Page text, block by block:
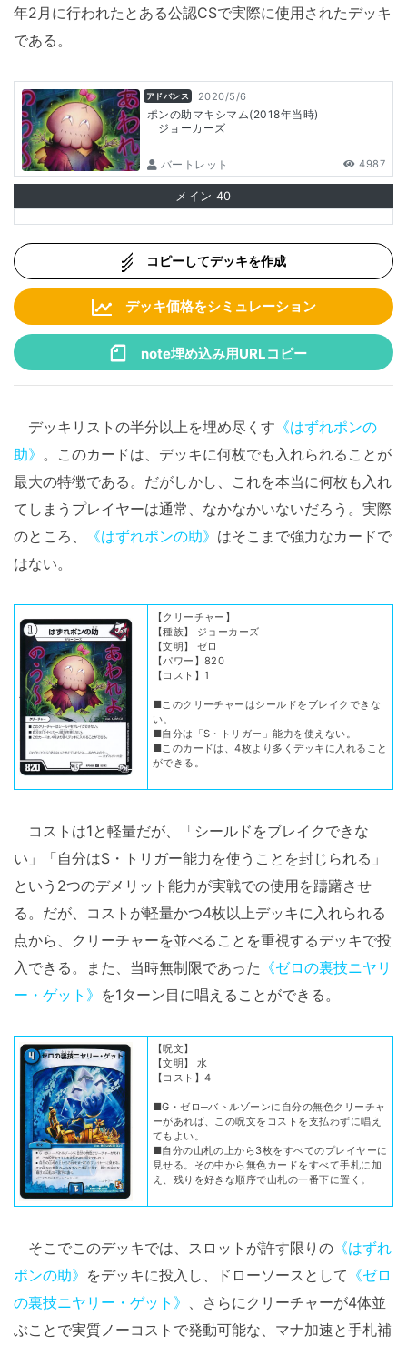
年2月に行われたとある公認CSで実際に使用されたデッキ
である。
アドバンス 2020/5/6
ポンの助マキシマム(2018年当時)
ジョーカーズ
バートレット 4987
メイン 40
コピーしてデッキを作成
デッキ価格をシミュレーション
note埋め込み用URLコピー
デッキリストの半分以上を埋め尽くす 《はずれポンの
助》 。このカードは、デッキに何枚でも入れられることが
最大の特徴である。だがしかし、これを本当に何枚も入れ
てしまうプレイヤーは通常、なかなかいないだろう。実際
のところ、
《はずれポンの助》 はそこまで強力なカードで
はない。
【クリーチャー】
【種族】 ジョーカーズ
【文明】 ゼロ
【パワー】820
【コスト】1
■このクリーチャーはシールドをブレイクできな
い。
■自分は「S・トリガー」能力を使えない。
■このカードは、4枚より多くデッキに入れること
ができる。
コストは1と軽量だが、「シールドをブレイクできな
い」「自分はS・トリガー能力を使うことを封じられる」
という2つのデメリット能力が実戦での使用を躊躇させ
る。だが、コストが軽量かつ4枚以上デッキに入れられる
点から、クリーチャーを並べることを重視するデッキで投
入できる。また、当時無制限であった 《ゼロの裏技ニヤリ
ー・ゲット》 を1ターン目に唱えることができる。
【呪文】
【文明】 水
【コスト】4
■G・ゼロ─バトルゾーンに自分の無色クリーチャ
ーがあれば、この呪文をコストを支払わずに唱え
てもよい。
■自分の山札の上から3枚をすべてのプレイヤーに
見せる。その中から無色カードをすべて手札に加
え、残りを好きな順序で山札の一番下に置く。
そこでこのデッキでは、スロットが許す限りの 《はずれ
ポンの助》 をデッキに投入し、ドローソースとして 《ゼロ
の裏技ニヤリー・ゲット》 、さらにクリーチャーが4体並
ぶことで実質ノーコストで発動可能な、マナ加速と手札補